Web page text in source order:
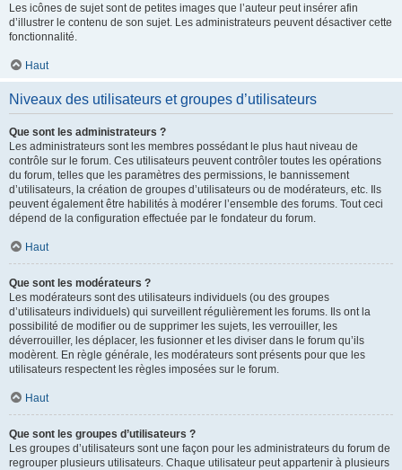
Les icônes de sujet sont de petites images que l’auteur peut insérer afin
d’illustrer le contenu de son sujet. Les administrateurs peuvent désactiver cette
fonctionnalité.
Haut
Niveaux des utilisateurs et groupes d’utilisateurs
Que sont les administrateurs ?
Les administrateurs sont les membres possédant le plus haut niveau de
contrôle sur le forum. Ces utilisateurs peuvent contrôler toutes les opérations
du forum, telles que les paramètres des permissions, le bannissement
d’utilisateurs, la création de groupes d’utilisateurs ou de modérateurs, etc. Ils
peuvent également être habilités à modérer l’ensemble des forums. Tout ceci
dépend de la configuration effectuée par le fondateur du forum.
Haut
Que sont les modérateurs ?
Les modérateurs sont des utilisateurs individuels (ou des groupes
d’utilisateurs individuels) qui surveillent régulièrement les forums. Ils ont la
possibilité de modifier ou de supprimer les sujets, les verrouiller, les
déverrouiller, les déplacer, les fusionner et les diviser dans le forum qu’ils
modèrent. En règle générale, les modérateurs sont présents pour que les
utilisateurs respectent les règles imposées sur le forum.
Haut
Que sont les groupes d’utilisateurs ?
Les groupes d’utilisateurs sont une façon pour les administrateurs du forum de
regrouper plusieurs utilisateurs. Chaque utilisateur peut appartenir à plusieurs